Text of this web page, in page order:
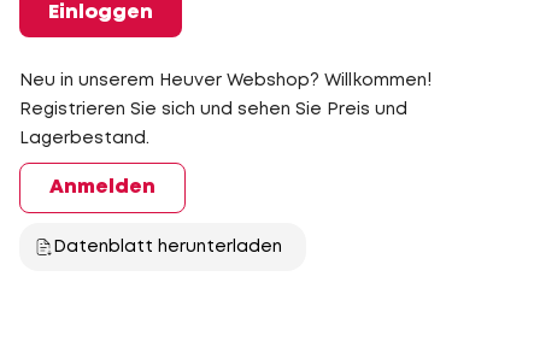
Einloggen
Neu in unserem Heuver Webshop? Willkommen!
Registrieren Sie sich und sehen Sie Preis und
Lagerbestand.
Anmelden
Datenblatt herunterladen